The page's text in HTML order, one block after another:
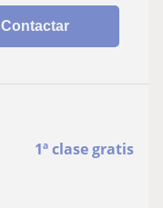
Contactar
1ª clase gratis